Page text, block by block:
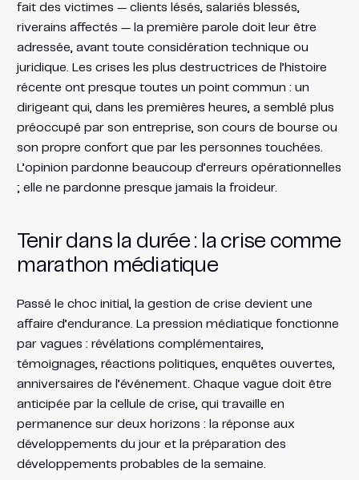
fait des victimes — clients lésés, salariés blessés,
riverains affectés — la première parole doit leur être
adressée, avant toute considération technique ou
juridique. Les crises les plus destructrices de l’histoire
récente ont presque toutes un point commun : un
dirigeant qui, dans les premières heures, a semblé plus
préoccupé par son entreprise, son cours de bourse ou
son propre confort que par les personnes touchées.
L’opinion pardonne beaucoup d’erreurs opérationnelles
; elle ne pardonne presque jamais la froideur.
Tenir dans la durée : la crise comme
marathon médiatique
Passé le choc initial, la gestion de crise devient une
affaire d’endurance. La pression médiatique fonctionne
par vagues : révélations complémentaires,
témoignages, réactions politiques, enquêtes ouvertes,
anniversaires de l’événement. Chaque vague doit être
anticipée par la cellule de crise, qui travaille en
permanence sur deux horizons : la réponse aux
développements du jour et la préparation des
développements probables de la semaine.